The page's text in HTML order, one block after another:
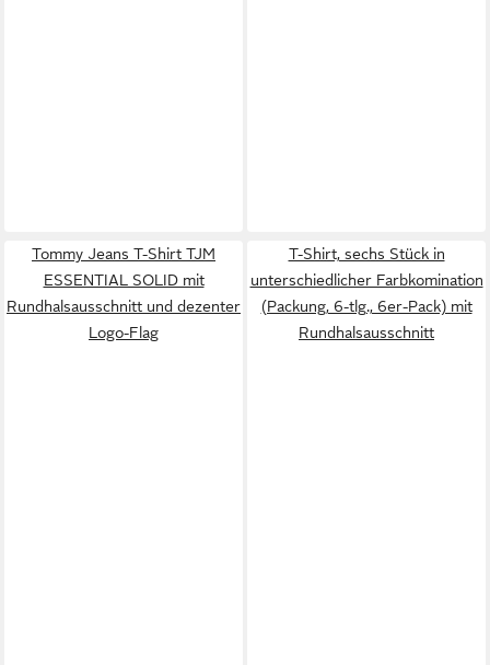
Tommy Jeans T-Shirt TJM
ESSENTIAL SOLID mit
Rundhalsausschnitt und dezenter
Logo-Flag
T-Shirt, sechs Stück in
unterschiedlicher Farbkomination
(Packung, 6-tlg., 6er-Pack) mit
Rundhalsausschnitt